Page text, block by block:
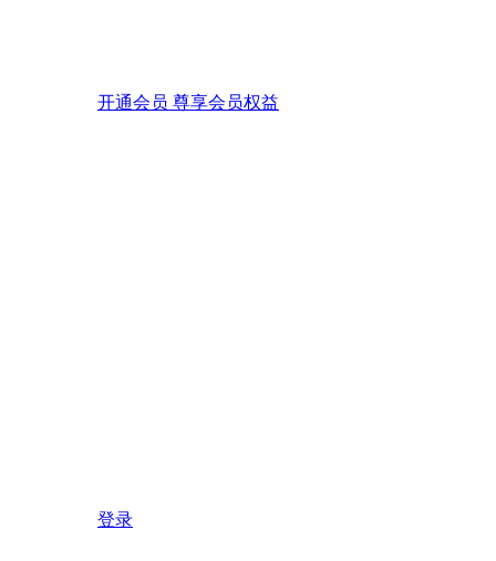
开通会员 尊享会员权益
登录